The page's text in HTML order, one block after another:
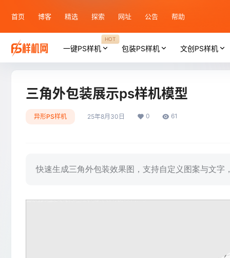
首页 博客 精选 探索 网址 公告 帮助
一键PS样机
HOT
包装PS样机 文创PS样机
三角外包装展示ps样机模型
异形PS样机 25年8月30日 0 61
快速生成三角外包装效果图，支持自定义图案与文字